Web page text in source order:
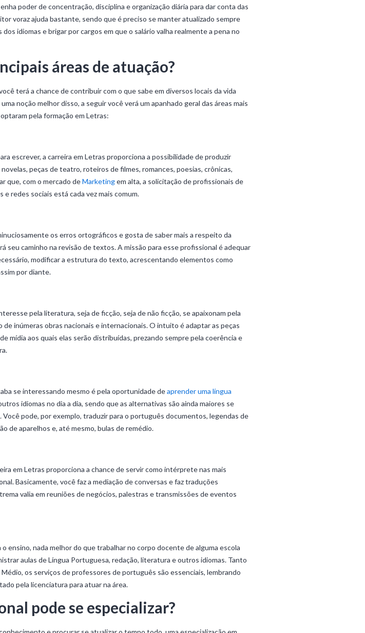
poder de concentração, disciplina e organização diária para dar conta das
voraz ajuda bastante, sendo que é preciso se manter atualizado sempre
idiomas e brigar por cargos em que o salário valha realmente a pena no
áreas de atuação?
terá a chance de contribuir com o que sabe em diversos locais da vida
noção melhor disso, a seguir você verá um apanhado geral das áreas mais
pela formação em Letras:
escrever, a carreira em Letras proporciona a possibilidade de produzir
peças de teatro, roteiros de filmes, romances, poesias, crônicas,
que, com o mercado deMarketingem alta, a solicitação de profissionais de
redes sociais está cada vez mais comum.
os erros ortográficos e gosta de saber mais a respeito da
seu caminho na revisão de textos. A missão para esse profissional é adequar
modificar a estrutura do texto, acrescentando elementos como
por diante.
pela literatura, seja de ficção, seja de não ficção, se apaixonam pela
inúmeras obras nacionais e internacionais. O intuito é adaptar as peças
mídia aos quais elas serão distribuídas, prezando sempre pela coerência e
se interessando mesmo é pela oportunidade deaprender uma língua
idiomas no dia a dia, sendo que as alternativas são ainda maiores se
Você pode, por exemplo, traduzir para o português documentos, legendas de
de aparelhos e, até mesmo, bulas de remédio.
em Letras proporciona a chance de servir como intérprete nas mais
Basicamente, você faz a mediação de conversas e faz traduções
valia em reuniões de negócios, palestras e transmissões de eventos
ensino, nada melhor do que trabalhar no corpo docente de alguma escola
aulas de Língua Portuguesa, redação, literatura e outros idiomas. Tanto
os serviços de professores de português são essenciais, lembrando
pela licenciatura para atuar na área.
pode se especializar?